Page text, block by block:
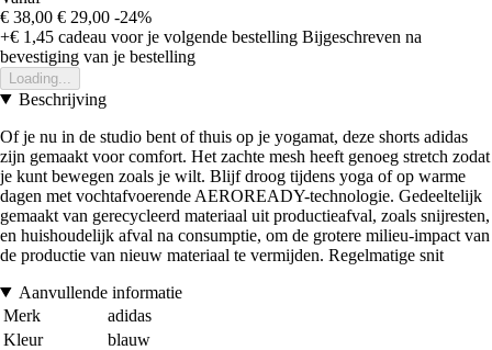
€ 38,00 € 29,00 -24%
+€ 1,45 cadeau voor je volgende bestelling Bijgeschreven na
bevestiging van je bestelling
Loading...
Beschrijving
Of je nu in de studio bent of thuis op je yogamat, deze shorts adidas
zijn gemaakt voor comfort. Het zachte mesh heeft genoeg stretch zodat
je kunt bewegen zoals je wilt. Blijf droog tijdens yoga of op warme
dagen met vochtafvoerende AEROREADY-technologie. Gedeeltelijk
gemaakt van gerecycleerd materiaal uit productieafval, zoals snijresten,
en huishoudelijk afval na consumptie, om de grotere milieu-impact van
de productie van nieuw materiaal te vermijden. Regelmatige snit
Aanvullende informatie
Merk
adidas
Kleur
blauw